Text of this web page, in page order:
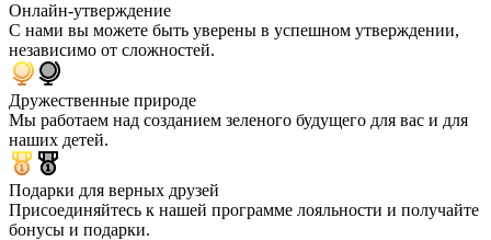
Онлайн-утверждение
С нами вы можете быть уверены в успешном утверждении,
независимо от сложностей.
Дружественные природе
Мы работаем над созданием зеленого будущего для вас и для
наших детей.
Подарки для верных друзей
Присоединяйтесь к нашей программе лояльности и получайте
бонусы и подарки.